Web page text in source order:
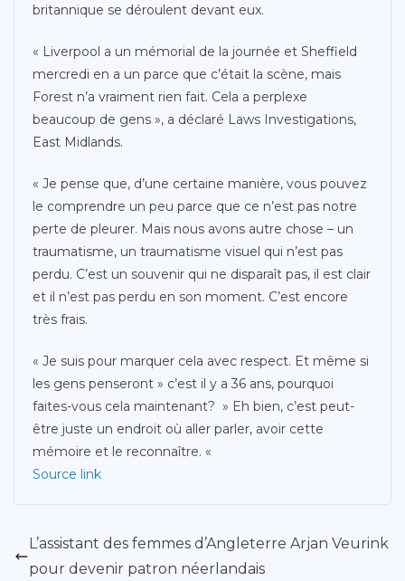
britannique se déroulent devant eux.
« Liverpool a un mémorial de la journée et Sheffield
mercredi en a un parce que c’était la scène, mais
Forest n’a vraiment rien fait. Cela a perplexe
beaucoup de gens », a déclaré Laws Investigations,
East Midlands.
« Je pense que, d’une certaine manière, vous pouvez
le comprendre un peu parce que ce n’est pas notre
perte de pleurer. Mais nous avons autre chose – un
traumatisme, un traumatisme visuel qui n’est pas
perdu. C’est un souvenir qui ne disparaît pas, il est clair
et il n’est pas perdu en son moment. C’est encore
très frais.
« Je suis pour marquer cela avec respect. Et même si
les gens penseront » c’est il y a 36 ans, pourquoi
faites-vous cela maintenant? » Eh bien, c’est peut-
être juste un endroit où aller parler, avoir cette
mémoire et le reconnaître. «
Source link
L’assistant des femmes d’Angleterre Arjan Veurink
pour devenir patron néerlandais